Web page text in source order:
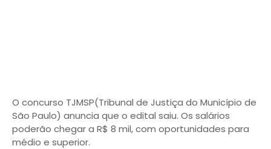
O concurso TJMSP(Tribunal de Justiça do Município de
São Paulo) anuncia que o edital saiu. Os salários
poderão chegar a R$ 8 mil, com oportunidades para
médio e superior.